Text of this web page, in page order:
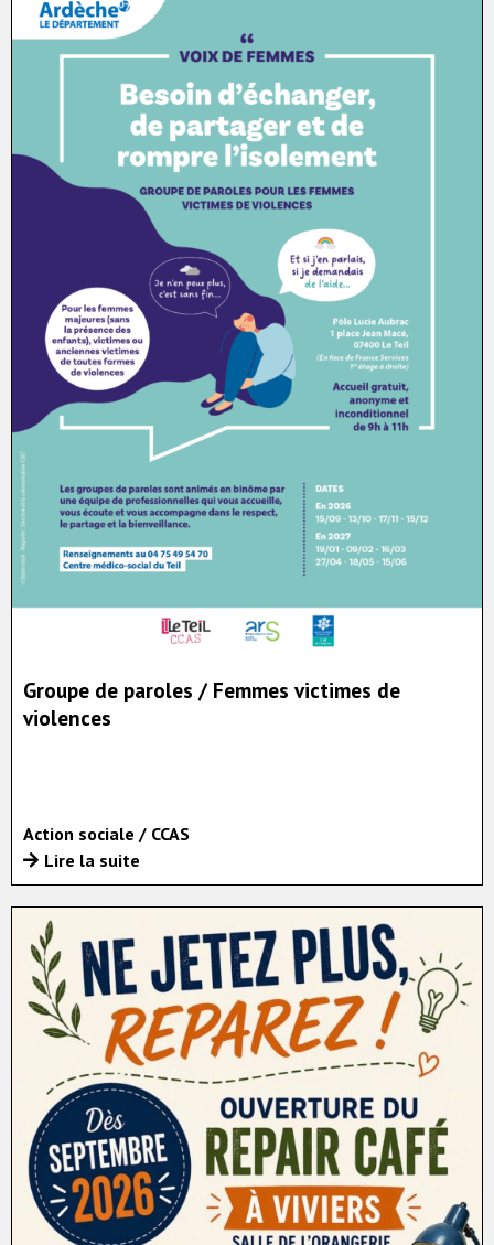
Groupe de paroles / Femmes victimes de
violences
Action sociale / CCAS
Lire la suite